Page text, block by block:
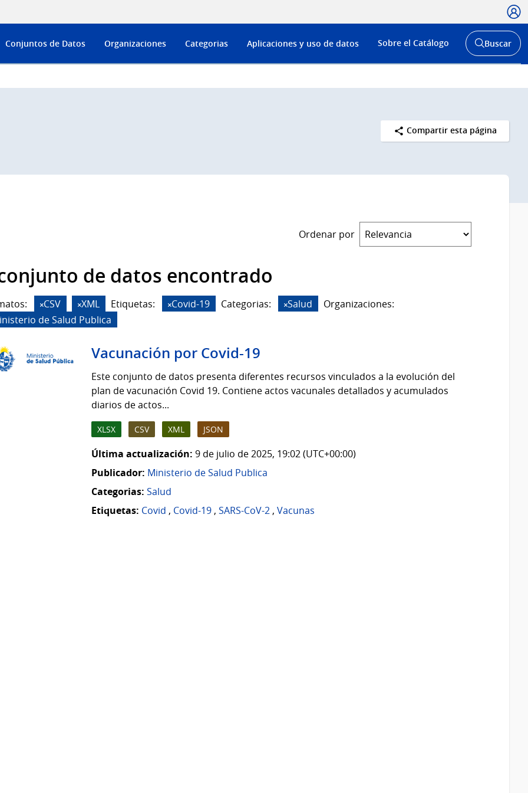
Menú
de
Conjuntos de Datos Organizaciones Categorias Aplicaciones y uso de datos Sobre el Catálogo
Abrir
buscador
Buscar
Compartir esta página
Ordenar por
de datos encontrado
CSV XML Etiquetas: Covid-19 Categorias: Salud
Organizaciones:
de Salud Publica
Vacunación por Covid-19
Este conjunto de datos presenta diferentes recursos vinculados a la evolución del
plan de vacunación Covid 19. Contiene actos vacunales detallados y acumulados
diarios de actos...
XLSX CSV XML JSON
Última actualización: 9 de julio de 2025, 19:02 (UTC+00:00)
Publicador: Ministerio de Salud Publica
Categorias: Salud
Etiquetas: Covid , Covid-19, SARS-CoV-2, Vacunas